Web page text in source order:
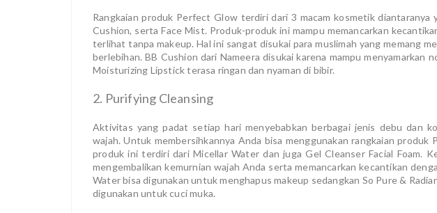
Rangkaian produk Perfect Glow terdiri dari 3 macam kosmetik diantaranya
Cushion, serta Face Mist. Produk-produk ini mampu memancarkan
terlihat tanpa makeup. Hal ini sangat disukai para muslimah yang memang
berlebihan. BB Cushion dari Nameera disukai karena mampu menyamarkan
Moisturizing Lipstick terasa ringan dan nyaman di bibir.
2. Purifying Cleansing
Aktivitas yang padat setiap hari menyebabkan berbagai jenis debu dan
wajah. Untuk membersihkannya Anda bisa menggunakan rangkaian produk
produk ini terdiri dari Micellar Water dan juga Gel Cleanser Facial Foam.
mengembalikan kemurnian wajah Anda serta memancarkan kecantikan
Water bisa digunakan untuk menghapus makeup sedangkan So Pure &
digunakan untuk cuci muka.